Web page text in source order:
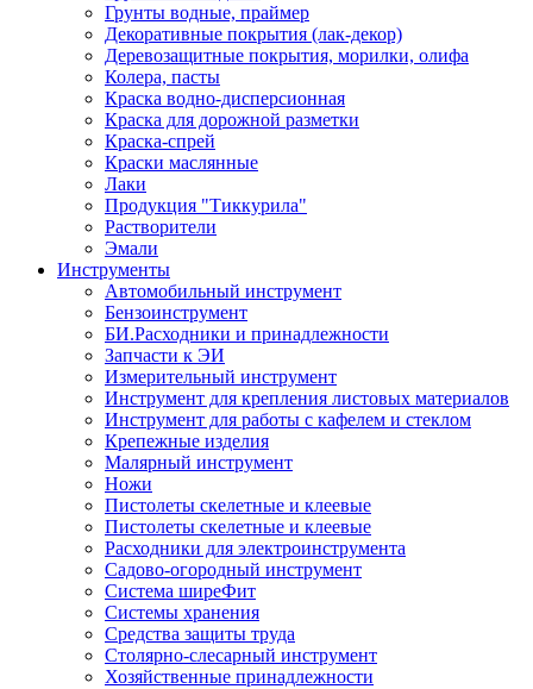
Грунты водные, праймер
Декоративные покрытия (лак-декор)
Деревозащитные покрытия, морилки, олифа
Колера, пасты
Краска водно-дисперсионная
Краска для дорожной разметки
Краска-спрей
Краски маслянные
Лаки
Продукция "Тиккурила"
Растворители
Эмали
Инструменты
Автомобильный инструмент
Бензоинструмент
БИ.Расходники и принадлежности
Запчасти к ЭИ
Измерительный инструмент
Инструмент для крепления листовых материалов
Инструмент для работы с кафелем и стеклом
Крепежные изделия
Малярный инструмент
Ножи
Пистолеты скелетные и клеевые
Пистолеты скелетные и клеевые
Расходники для электроинструмента
Садово-огородный инструмент
Система ширеФит
Системы хранения
Средства защиты труда
Столярно-слесарный инструмент
Хозяйственные принадлежности